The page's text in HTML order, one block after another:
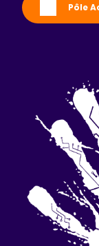
Pôle